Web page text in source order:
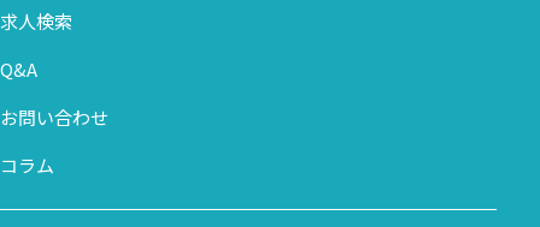
求人検索
Q&A
お問い合わせ
コラム